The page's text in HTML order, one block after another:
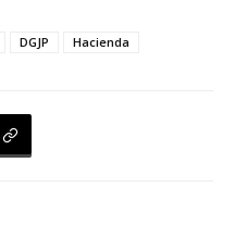
DGJP Hacienda